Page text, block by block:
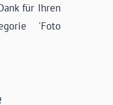
für Ihren
'Foto